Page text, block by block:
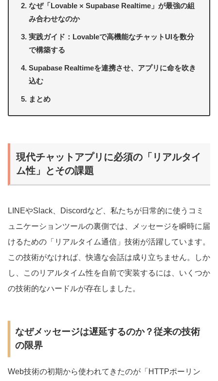
なぜ「Lovable × Supabase Realtime」が最強の組
み合わせなのか
実践ガイド：Lovableで高機能なチャットUIを数分
で構築する
Supabase Realtimeを連携させ、アプリに命を吹き
込む
まとめ
現代チャットアプリに必須の「リアルタイ
ム性」とその課題
LINEやSlack、Discordなど、私たちが日常的に使うコミ
ュニケーションツールの裏側では、メッセージを瞬時に届
けるための「リアルタイム通信」技術が活躍しています。
この技術がなければ、快適な会話は成り立ちません。しか
し、このリアルタイム性を自前で実装するには、いくつか
の技術的なハードルが存在しました。
なぜメッセージは遅延するのか？従来の技術
の限界
Web技術の初期から使われてきたのが「HTTPポーリン